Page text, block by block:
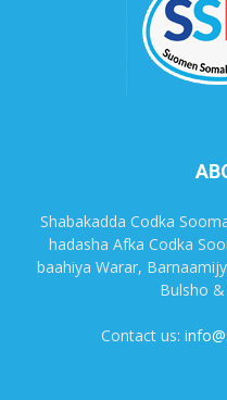
Shabakadda Codka
hadasha Afka Codka
baahiya Warar,
Bulsho
Contact us: